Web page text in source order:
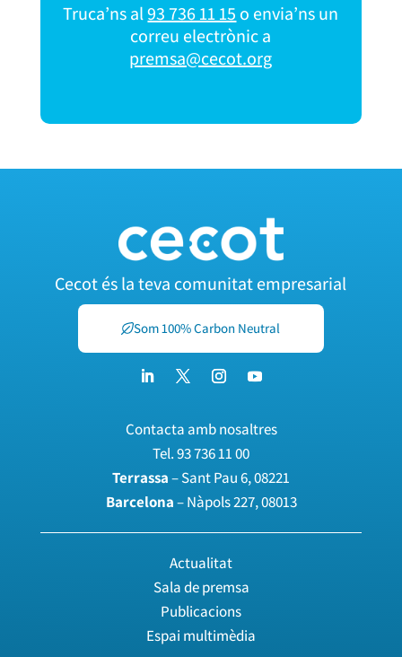
Truca’ns al93 736 11 15 o envia’ns un
correu electrònic a
premsa@cecot.org
Cecot és la teva comunitat empresarial
Som 100% Carbon Neutral
Contacta amb nosaltres
Tel.93 736 11 00
Terrassa– Sant Pau 6, 08221
Barcelona– Nàpols 227, 08013
Actualitat
Sala de premsa
Publicacions
Espai multimèdia